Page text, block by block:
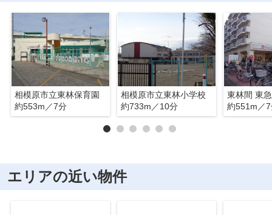
相模原市立東林保育園
約553m／7分
相模原市立東林小学校
約733m／10分
東林間 東
約551m／
エリアの近い物件